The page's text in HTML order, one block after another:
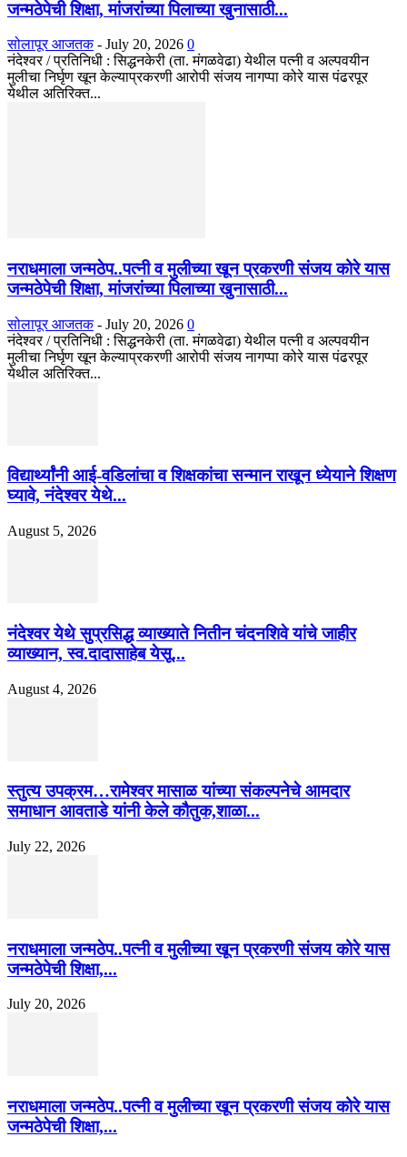
जन्मठेपेची शिक्षा, मांजरांच्या पिलाच्या खुनासाठी...
सोलापूर आजतक - July 20, 2026 0
नंदेश्वर / प्रतिनिधी : सिद्धनकेरी (ता. मंगळवेढा) येथील पत्नी व अल्पवयीन
मुलीचा निर्घृण खून केल्याप्रकरणी आरोपी संजय नागप्पा कोरे यास पंढरपूर
येथील अतिरिक्त...
नराधमाला जन्मठेप..पत्नी व मुलीच्या खून प्रकरणी संजय कोरे यास
जन्मठेपेची शिक्षा, मांजरांच्या पिलाच्या खुनासाठी...
सोलापूर आजतक - July 20, 2026 0
नंदेश्वर / प्रतिनिधी : सिद्धनकेरी (ता. मंगळवेढा) येथील पत्नी व अल्पवयीन
मुलीचा निर्घृण खून केल्याप्रकरणी आरोपी संजय नागप्पा कोरे यास पंढरपूर
येथील अतिरिक्त...
विद्यार्थ्यांनी आई-वडिलांचा व शिक्षकांचा सन्मान राखून ध्येयाने शिक्षण
घ्यावे, नंदेश्वर येथे...
August 5, 2026
नंदेश्वर येथे सुप्रसिद्ध व्याख्याते नितीन चंदनशिवे यांचे जाहीर
व्याख्यान, स्व.दादासाहेब येसू...
August 4, 2026
स्तुत्य उपक्रम…रामेश्वर मासाळ यांच्या संकल्पनेचे आमदार
समाधान आवताडे यांनी केले कौतुक,शाळा...
July 22, 2026
नराधमाला जन्मठेप..पत्नी व मुलीच्या खून प्रकरणी संजय कोरे यास
जन्मठेपेची शिक्षा,...
July 20, 2026
नराधमाला जन्मठेप..पत्नी व मुलीच्या खून प्रकरणी संजय कोरे यास
जन्मठेपेची शिक्षा,...